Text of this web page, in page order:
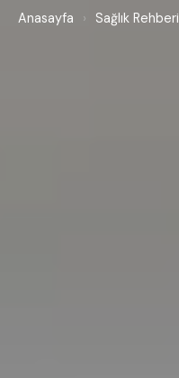
Anasayfa › Sağlık Rehberi